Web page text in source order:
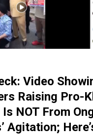
Video
Raising Pro-
NOT From
Agitation;